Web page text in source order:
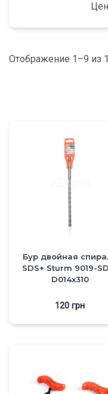
Отображение 1–9 из
Бур двойная
SDS+ Sturm 9019-
D014x310
120грн